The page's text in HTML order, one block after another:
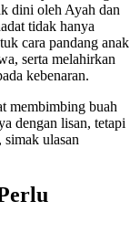
dini oleh Ayah dan
tidak hanya
cara pandang anak
serta melahirkan
kebenaran.
membimbing buah
dengan lisan, tetapi
ulasan